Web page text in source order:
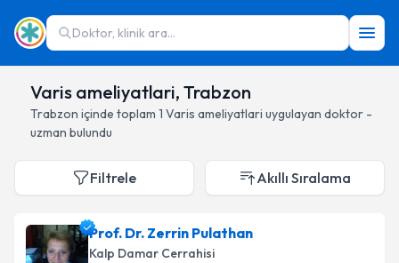
Doktor, klinik ara...
Varis ameliyatlari, Trabzon
Trabzon içinde toplam 1 Varis ameliyatlari uygulayan doktor -
uzman bulundu
Filtrele Akıllı Sıralama
Prof. Dr. Zerrin Pulathan
Kalp Damar Cerrahisi